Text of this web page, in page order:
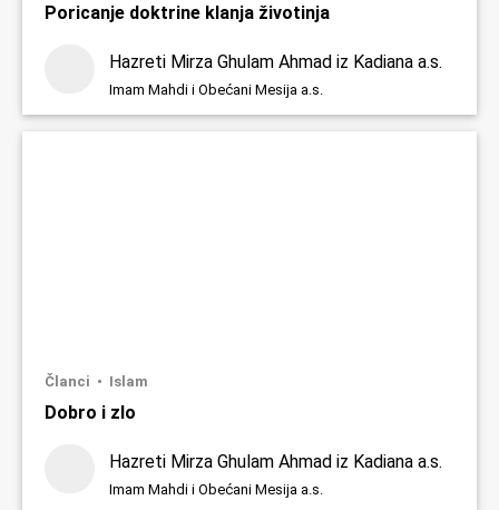
Poricanje doktrine klanja životinja
Hazreti Mirza Ghulam Ahmad iz Kadiana a.s.
Imam Mahdi i Obećani Mesija a.s.
Članci Islam
Dobro i zlo
Hazreti Mirza Ghulam Ahmad iz Kadiana a.s.
Imam Mahdi i Obećani Mesija a.s.